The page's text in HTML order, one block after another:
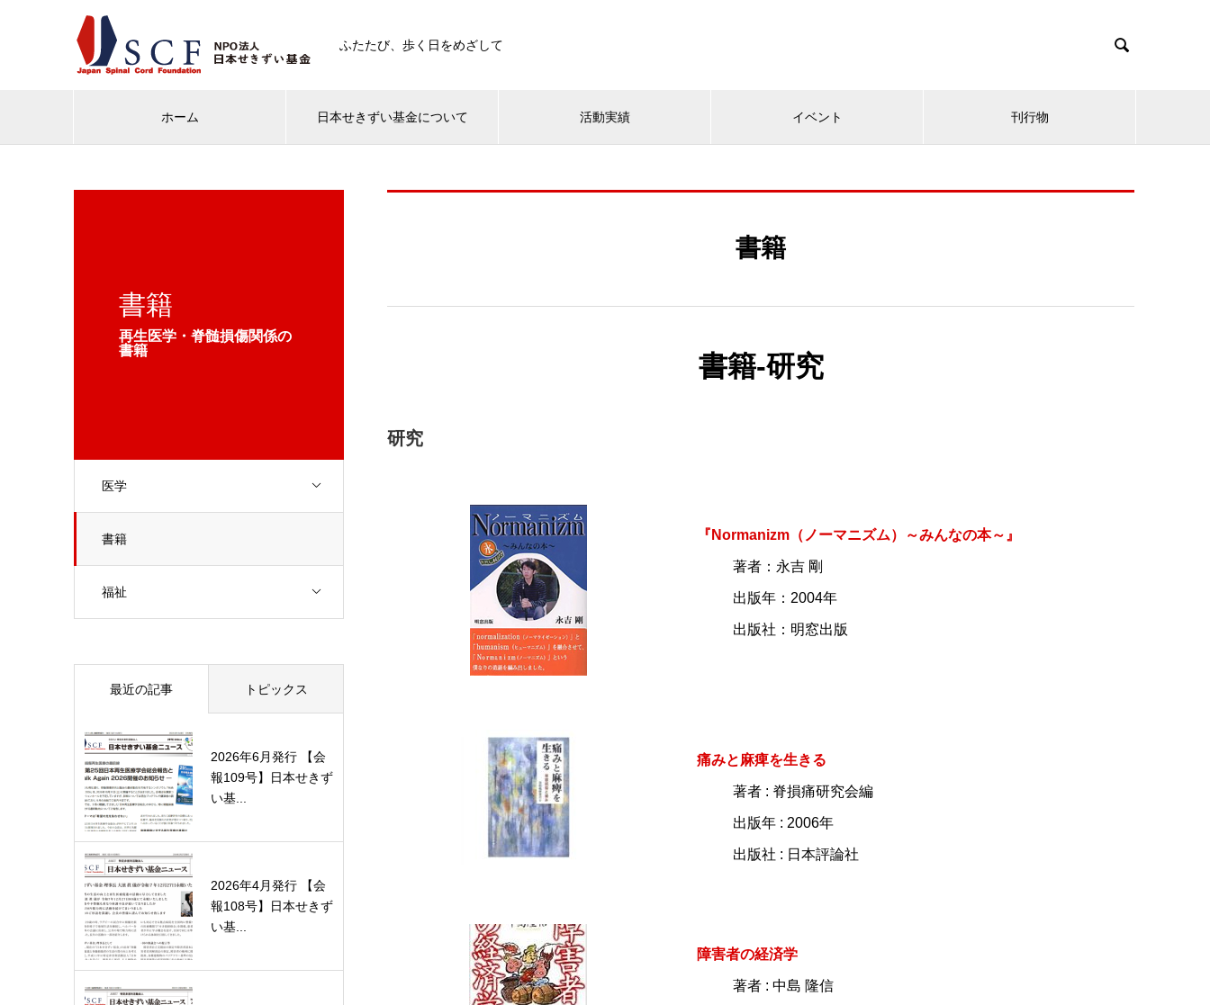
ふたたび、歩く日をめざして 
ホーム 日本せきずい基金について 活動実績 イベント 刊行物
書籍
再生医学・脊髄損傷関係の
書籍
医学
書籍
福祉
書籍
書籍-研究
研究
『Normanizm（ノーマニズム）～みんなの本～』
著者：永吉 剛
出版年：2004年
出版社：明窓出版
痛みと麻痺を生きる
著者 : 脊損痛研究会編
出版年 : 2006年
出版社 : 日本評論社
障害者の経済学
著者 : 中島 隆信
最近の記事 トピックス
2026年6月発行 【会
報109号】日本せきず
い基...
2026年4月発行 【会
報108号】日本せきず
い基...